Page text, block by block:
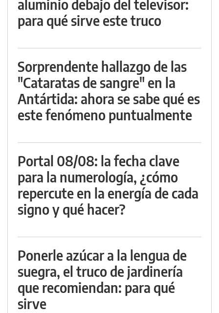
aluminio debajo del televisor:
para qué sirve este truco
Sorprendente hallazgo de las
"Cataratas de sangre" en la
Antártida: ahora se sabe qué es
este fenómeno puntualmente
Portal 08/08: la fecha clave
para la numerología, ¿cómo
repercute en la energía de cada
signo y qué hacer?
Ponerle azúcar a la lengua de
suegra, el truco de jardinería
que recomiendan: para qué
sirve